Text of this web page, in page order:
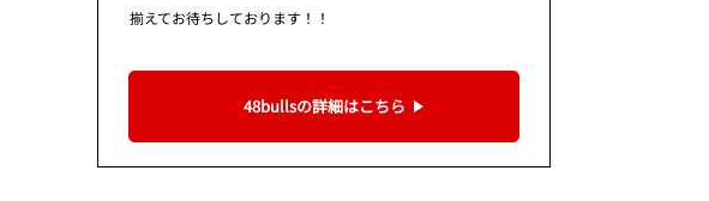
揃えてお待ちしております！！
48bullsの詳細はこちら